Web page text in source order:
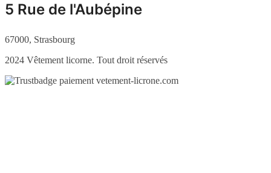
5 Rue de l'Aubépine
67000, Strasbourg
2024 Vêtement licorne. Tout droit réservés